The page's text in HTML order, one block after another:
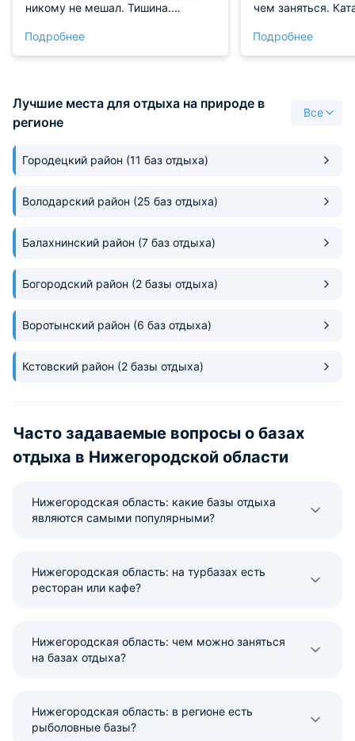
никому не мешал. Тишина.
Подробнее
чем заняться.
невероятное,
зашкаливают.
ухаживать за
показали, как
равномерно,
Подробнее
Лучшие места для отдыха на природе в
регионе
Все
Городецкий район (11 баз отдыха)
Володарский район (25 баз отдыха)
Балахнинский район (7 баз отдыха)
Богородский район (2 базы отдыха)
Воротынский район (6 баз отдыха)
Кстовский район (2 базы отдыха)
Часто задаваемые вопросы о базах
отдыха в Нижегородской области
Нижегородская область: какие базы отдыха
являются самыми популярными?
Нижегородская область: на турбазах есть
ресторан или кафе?
Нижегородская область: чем можно заняться
на базах отдыха?
Нижегородская область: в регионе есть
рыболовные базы?